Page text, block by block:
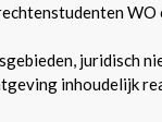
WO
juridisch
inhoudelijk